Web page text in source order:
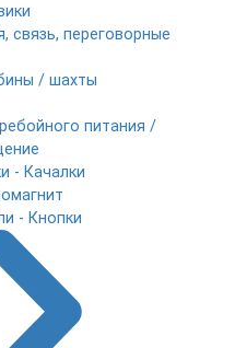
связь, переговорные
/ шахты
питания /
- Качалки
- Кнопки